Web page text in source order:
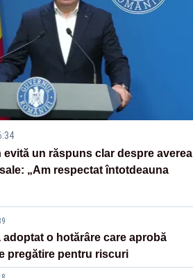
evită un răspuns clar despre averea
„Am respectat întotdeauna
adoptat o hotărâre care aprobă
pregătire pentru riscuri